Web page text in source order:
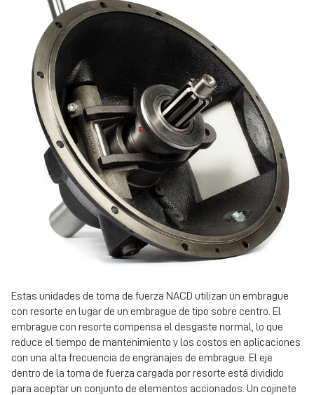
Estas unidades de toma de fuerza NACD utilizan un embrague
con resorte en lugar de un embrague de tipo sobre centro. El
embrague con resorte compensa el desgaste normal, lo que
reduce el tiempo de mantenimiento y los costos en aplicaciones
con una alta frecuencia de engranajes de embrague. El eje
dentro de la toma de fuerza cargada por resorte está dividido
para aceptar un conjunto de elementos accionados. Un cojinete